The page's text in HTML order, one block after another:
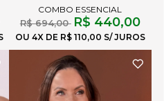
COMBO ESSENCIAL
R$ 694,00 R$ 440,00
4X R$ 110,00